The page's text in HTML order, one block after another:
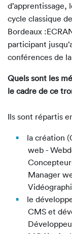
cycle classique
Bordeaux
participant
conférences de
Quels sont les
le cadre de ce
Ils sont répartis
la création
web -
Manager
le
CMS et